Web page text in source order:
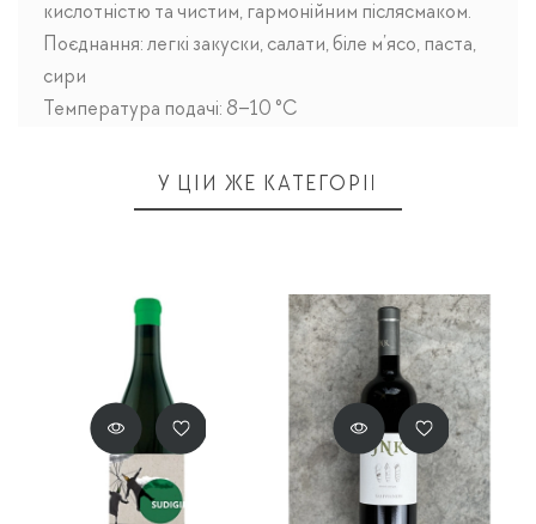
кислотністю та чистим, гармонійним післясмаком.
Поєднання: легкі закуски, салати, біле м’ясо, паста,
сири
Температура подачі: 8–10 °C
У ЦІЙ ЖЕ КАТЕГОРІЇ